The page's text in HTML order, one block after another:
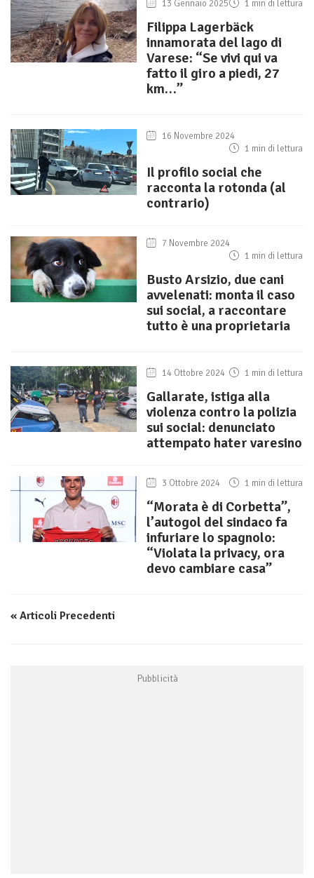
13 Gennaio 2025 1 min di lettura
Filippa Lagerbäck
innamorata del lago di
Varese: “Se vivi qui va
fatto il giro a piedi, 27
km…”
16 Novembre 2024
1 min di lettura
Il profilo social che
racconta la rotonda (al
contrario)
7 Novembre 2024
1 min di lettura
Busto Arsizio, due cani
avvelenati: monta il caso
sui social, a raccontare
tutto è una proprietaria
14 Ottobre 2024 1 min di lettura
Gallarate, istiga alla
violenza contro la polizia
sui social: denunciato
attempato hater varesino
3 Ottobre 2024 1 min di lettura
“Morata è di Corbetta”,
l’autogol del sindaco fa
infuriare lo spagnolo:
“Violata la privacy, ora
devo cambiare casa”
« Articoli Precedenti